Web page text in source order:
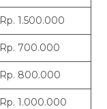
Rp. 1.500.000
Rp. 700.000
Rp. 800.000
Rp. 1.000.000